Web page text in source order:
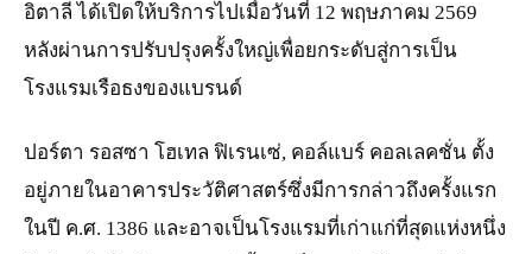
อิตาลี ได้เปิดให้บริการไปเมื่อวันที่ 12 พฤษภาคม 2569
หลังผ่านการปรับปรุงครั้งใหญ่เพื่อยกระดับสู่การเป็น
โรงแรมเรือธงของแบรนด์
ปอร์ตา รอสซา โฮเทล ฟิเรนเซ่, คอล์แบร์ คอลเลคชั่น ตั้ง
อยู่ภายในอาคารประวัติศาสตร์ซึ่งมีการกล่าวถึงครั้งแรก
ในปี ค.ศ. 1386 และอาจเป็นโรงแรมที่เก่าแก่ที่สุดแห่งหนึ่ง